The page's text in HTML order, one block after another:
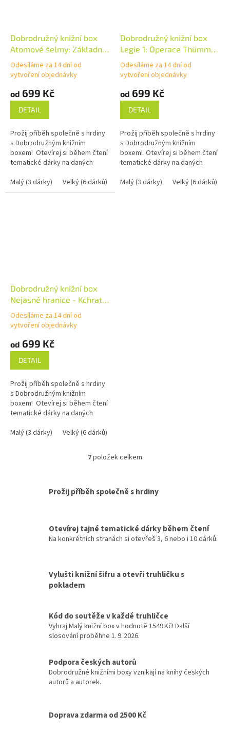
Dobrodružný knižní box
Atomové šelmy: Základna
(František Kotleta,
Kristýna Sněgoňová)
Odesíláme za 14 dní od
vytvoření objednávky
od 699 Kč
DETAIL
Prožij příběh společně s hrdiny
s Dobrodružným knižním
boxem! Otevírej si během čtení
tematické dárky na daných
zamčené truhličce....
Malý (3 dárky) Velký (6 dárků) Mega (10 dárků)
Dobrodružný knižní box
Legie 1: Operace Thümmel
(František Kotleta,
Kristýna Sněgoňová)
Odesíláme za 14 dní od
vytvoření objednávky
od 699 Kč
DETAIL
Prožij příběh společně s hrdiny
s Dobrodružným knižním
boxem! Otevírej si během čtení
tematické dárky na daných
zamčené truhličce....
Malý (3 dárky) Velký (6 dárků)
Dobrodružný knižní box
Nejasné hranice - Kchrat 1
(Marie Domská)
Odesíláme za 14 dní od
vytvoření objednávky
od 699 Kč
DETAIL
Prožij příběh společně s hrdiny
s Dobrodružným knižním
boxem! Otevírej si během čtení
tematické dárky na daných
zamčené truhličce....
Malý (3 dárky) Velký (6 dárků)
O
á
í
p
y
i
s
u
7položek celkem
Prožij příběh společně s hrdiny
Otevírej tajné tematické dárky během čtení
Na konkrétních stranách si otevřeš 3, 6 nebo i 10 dárků.
Vylušti knižní šifru a otevři truhličku s
pokladem
Kód do soutěže v každé truhličce
Vyhraj Malý knižní box v hodnotě 1549 Kč! Další
slosování proběhne 1. 9. 2026.
Podpora českých autorů
Dobrodružné knižními boxy vznikají na knihy českých
autorů a autorek.
Doprava zdarma od 2500 Kč